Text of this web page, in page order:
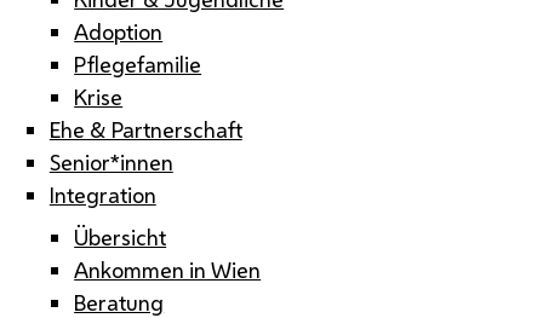
Adoption
Pflegefamilie
Krise
Ehe & Partnerschaft
Senior*innen
Integration
Übersicht
Ankommen in Wien
Beratung